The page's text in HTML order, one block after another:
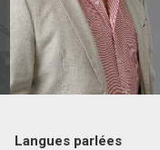
Langues parlées